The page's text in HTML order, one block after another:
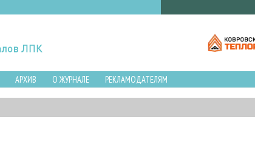
АРХИВ О ЖУРНАЛЕ РЕКЛАМОДАТЕЛЯМ